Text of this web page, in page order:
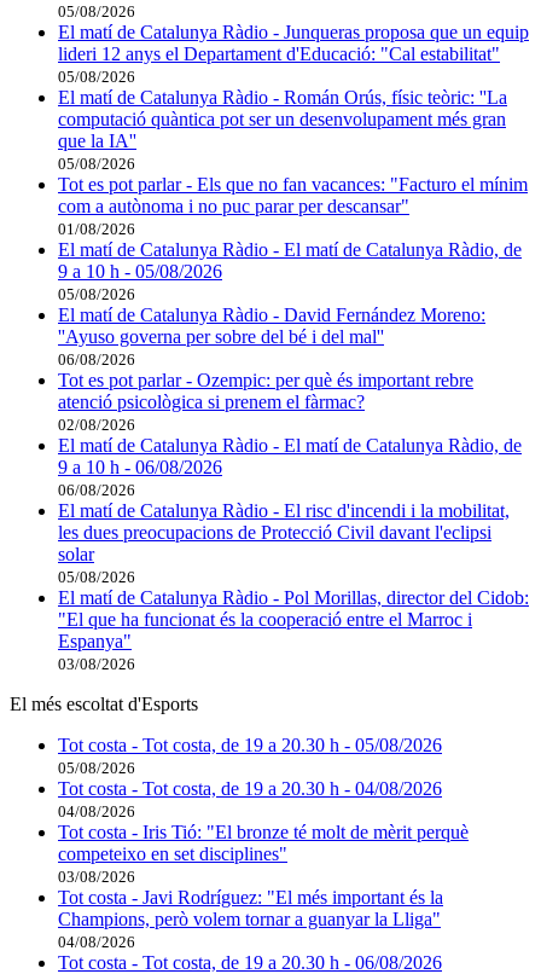
05/08/2026
El matí de Catalunya Ràdio - Junqueras proposa que un equip
lideri 12 anys el Departament d'Educació: "Cal estabilitat"
05/08/2026
El matí de Catalunya Ràdio - Román Orús, físic teòric: ''La
computació quàntica pot ser un desenvolupament més gran
que la IA''
05/08/2026
Tot es pot parlar - Els que no fan vacances: "Facturo el mínim
com a autònoma i no puc parar per descansar"
01/08/2026
El matí de Catalunya Ràdio - El matí de Catalunya Ràdio, de
9 a 10 h - 05/08/2026
05/08/2026
El matí de Catalunya Ràdio - David Fernández Moreno:
''Ayuso governa per sobre del bé i del mal''
06/08/2026
Tot es pot parlar - Ozempic: per què és important rebre
atenció psicològica si prenem el fàrmac?
02/08/2026
El matí de Catalunya Ràdio - El matí de Catalunya Ràdio, de
9 a 10 h - 06/08/2026
06/08/2026
El matí de Catalunya Ràdio - El risc d'incendi i la mobilitat,
les dues preocupacions de Protecció Civil davant l'eclipsi
solar
05/08/2026
El matí de Catalunya Ràdio - Pol Morillas, director del Cidob:
"El que ha funcionat és la cooperació entre el Marroc i
Espanya"
03/08/2026
El més escoltat d'Esports
Tot costa - Tot costa, de 19 a 20.30 h - 05/08/2026
05/08/2026
Tot costa - Tot costa, de 19 a 20.30 h - 04/08/2026
04/08/2026
Tot costa - Iris Tió: "El bronze té molt de mèrit perquè
competeixo en set disciplines"
03/08/2026
Tot costa - Javi Rodríguez: "El més important és la
Champions, però volem tornar a guanyar la Lliga"
04/08/2026
Tot costa - Tot costa, de 19 a 20.30 h - 06/08/2026